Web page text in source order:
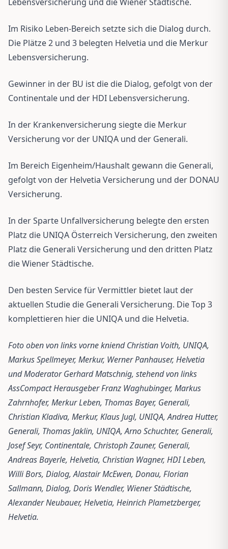
Im Risiko Leben-Bereich setzte sich die Dialog durch.
Die Plätze 2 und 3 belegten Helvetia und die Merkur
Lebensversicherung.
Gewinner in der BU ist die die Dialog, gefolgt von der
Continentale und der HDI Lebensversicherung.
In der Krankenversicherung siegte die Merkur
Versicherung vor der UNIQA und der Generali.
Im Bereich Eigenheim/Haushalt gewann die Generali,
gefolgt von der Helvetia Versicherung und der DONAU
Versicherung.
In der Sparte Unfallversicherung belegte den ersten
Platz die UNIQA Österreich Versicherung, den zweiten
Platz die Generali Versicherung und den dritten Platz
die Wiener Städtische.
Den besten Service für Vermittler bietet laut der
aktuellen Studie die Generali Versicherung. Die Top 3
komplettieren hier die UNIQA und die Helvetia.
Foto oben von links vorne kniend Christian Voith, UNIQA,
Markus Spellmeyer, Merkur, Werner Panhauser, Helvetia
und Moderator Gerhard Matschnig, stehend von links
AssCompact Herausgeber Franz Waghubinger, Markus
Zahrnhofer, Merkur Leben, Thomas Bayer, Generali,
Christian Kladiva, Merkur, Klaus Jugl, UNIQA, Andrea Hutter,
Generali, Thomas Jaklin, UNIQA, Arno Schuchter, Generali,
Josef Seyr, Continentale, Christoph Zauner, Generali,
Andreas Bayerle, Helvetia, Christian Wagner, HDI Leben,
Willi Bors, Dialog, Alastair McEwen, Donau, Florian
Sallmann, Dialog, Doris Wendler, Wiener Städtische,
Alexander Neubauer, Helvetia, Heinrich Plametzberger,
Helvetia.